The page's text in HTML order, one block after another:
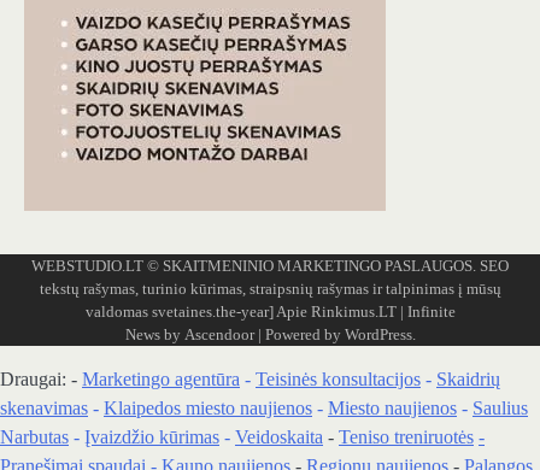
WEBSTUDIO.LT © SKAITMENINIO MARKETINGO PASLAUGOS. SEO
tekstų rašymas, turinio kūrimas, straipsnių rašymas ir talpinimas į mūsų
valdomas svetaines.the-year] Apie Rinkimus.LT| Infinite
News by Ascendoor| Powered by WordPress.
Draugai: - Marketingo agentūra - Teisinės konsultacijos - Skaidrių
skenavimas - Klaipedos miesto naujienos - Miesto naujienos - Saulius
Narbutas - Įvaizdžio kūrimas - Veidoskaita - Teniso treniruotės -
Pranešimai spaudai - Kauno naujienos - Regionų naujienos - Palangos